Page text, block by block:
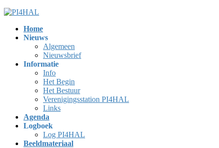
Ga
inhoud
Ga
navigatie
Home
Nieuws
Algemeen
Nieuwsbrief
Informatie
Info
Het Begin
Het Bestuur
Verenigingsstation PI4HAL
Links
Agenda
Logboek
Log PI4HAL
Beeldmateriaal